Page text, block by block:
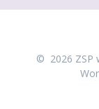
© 2026 ZSP